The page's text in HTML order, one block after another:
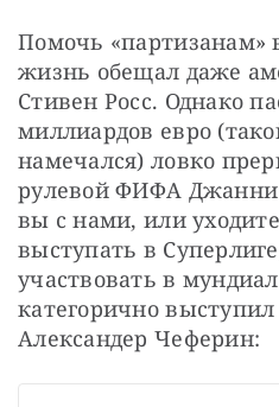
Помочь «партизанам»
жизнь обещал даже
Стивен Росс. Однако
миллиардов евро
намечался) ловко
рулевой ФИФА
вы с нами, или
выступать в
участвовать в
категорично
Александер Чеферин: